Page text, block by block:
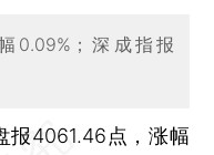
0.09%；深成指报
报4061.46点，涨幅